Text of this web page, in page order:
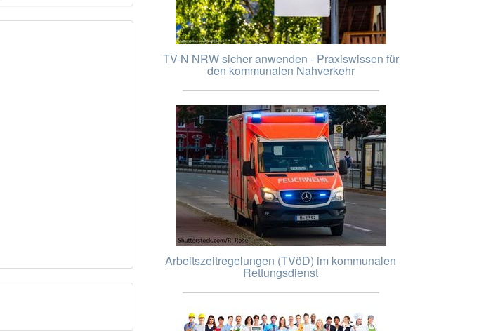
TV-N NRW sicher anwenden - Praxiswissen für
den kommunalen Nahverkehr
Arbeitszeitregelungen (TVöD) im kommunalen
Rettungsdienst